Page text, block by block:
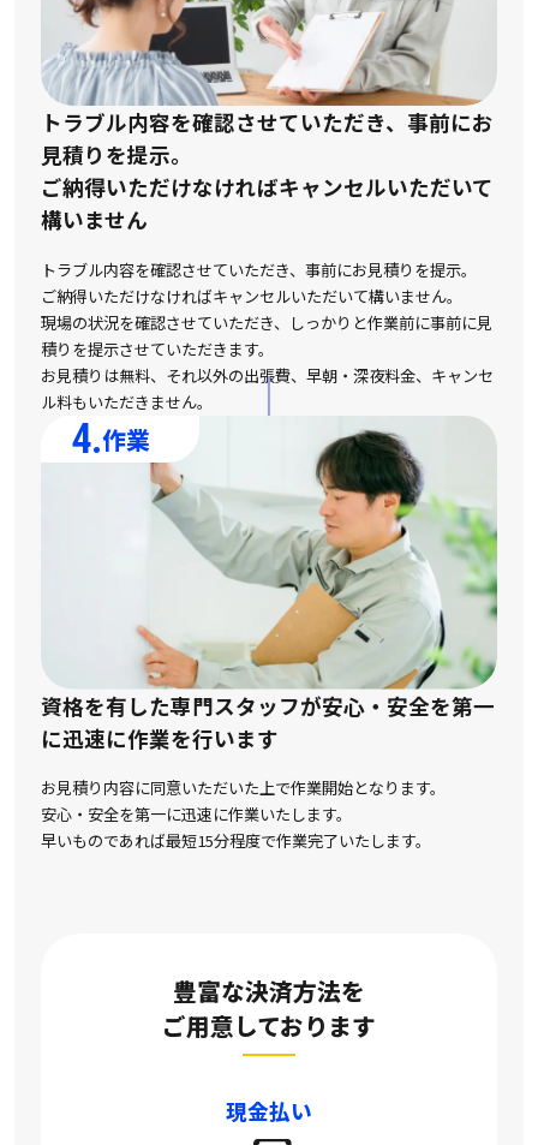
トラブル内容を確認させていただき、事前にお
見積りを提示。
ご納得いただけなければキャンセルいただいて
構いません
トラブル内容を確認させていただき、事前にお見積りを提示。
ご納得いただけなければキャンセルいただいて構いません。
現場の状況を確認させていただき、しっかりと作業前に事前に見
積りを提示させていただきます。
お見積りは無料、それ以外の出張費、早朝・深夜料金、キャンセ
ル料もいただきません。
4.作業
資格を有した専門スタッフが安心・安全を第一
に迅速に作業を行います
お見積り内容に同意いただいた上で作業開始となります。
安心・安全を第一に迅速に作業いたします。
早いものであれば最短15分程度で作業完了いたします。
豊富な決済方法を
ご用意しております
現金払い